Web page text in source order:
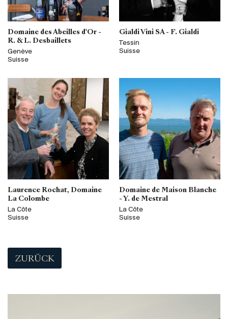
Domaine des Abeilles d'Or -
R. & L. Desbaillets
Genève
Suisse
Gialdi Vini SA - F. Gialdi
Tessin
Suisse
Laurence Rochat, Domaine
La Colombe
La Côte
Suisse
Domaine de Maison Blanche
- Y. de Mestral
La Côte
Suisse
ZURÜCK